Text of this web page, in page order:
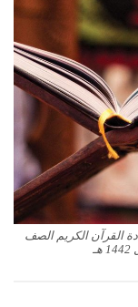
لبوابة المستقبل المعارج: (31-35) مادة القرآن الكريم الصف